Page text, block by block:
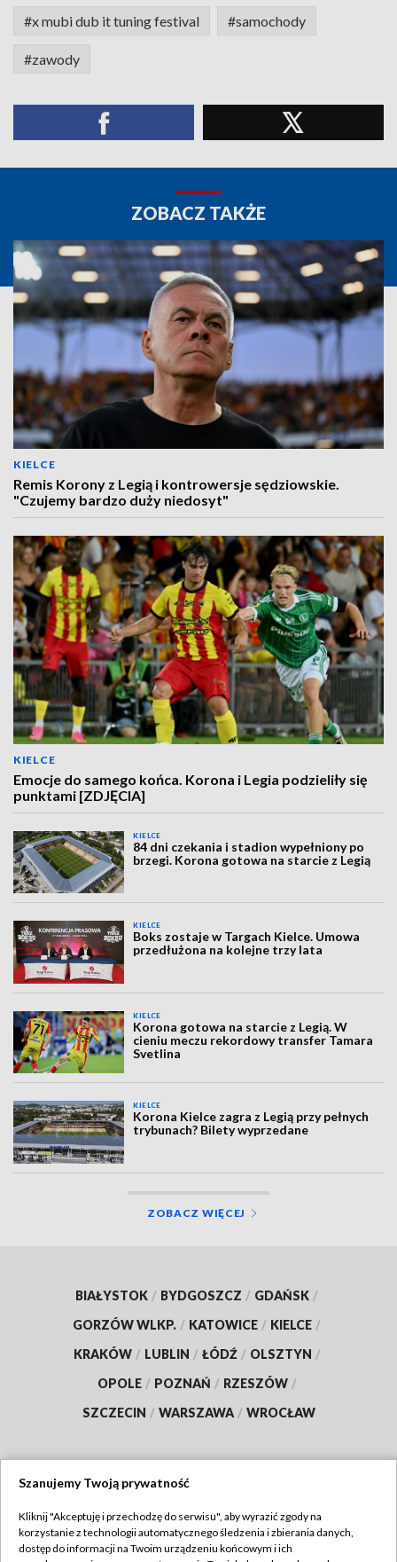
#x mubi dub it tuning festival #samochody
#zawody
ZOBACZ TAKŻE
KIELCE
Remis Korony z Legią i kontrowersje sędziowskie.
"Czujemy bardzo duży niedosyt"
KIELCE
Emocje do samego końca. Korona i Legia podzieliły się
punktami [ZDJĘCIA]
KIELCE
84 dni czekania i stadion wypełniony po
brzegi. Korona gotowa na starcie z Legią
KIELCE
Boks zostaje w Targach Kielce. Umowa
przedłużona na kolejne trzy lata
KIELCE
Korona gotowa na starcie z Legią. W
cieniu meczu rekordowy transfer Tamara
Svetlina
KIELCE
Korona Kielce zagra z Legią przy pełnych
trybunach? Bilety wyprzedane
ZOBACZ WIĘCEJ
BIAŁYSTOK / BYDGOSZCZ / GDAŃSK /
GORZÓW WLKP. / KATOWICE / KIELCE /
KRAKÓW / LUBLIN / ŁÓDŹ / OLSZTYN /
OPOLE / POZNAŃ / RZESZÓW /
SZCZECIN / WARSZAWA / WROCŁAW
TVP
Szanujemy Twoją prywatność
Kliknij "Akceptuję i przechodzę do serwisu", aby wyrazić zgody na
korzystanie z technologii automatycznego śledzenia i zbierania danych,
dostęp do informacji na Twoim urządzeniu końcowym i ich